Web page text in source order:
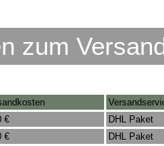
zum
€
DHL Paket
€
DHL Paket